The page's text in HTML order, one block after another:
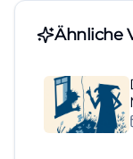
Ähnliche